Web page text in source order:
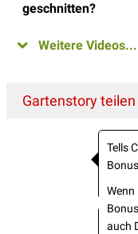
geschnitten?
Weitere Videos...
Gartenstory
Tells
Wenn
auch